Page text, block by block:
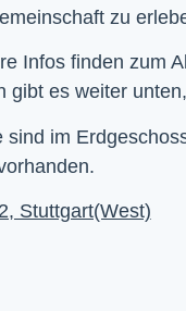
zu
Infos finden zum
gibt es weiter
im
Stuttgart(West)